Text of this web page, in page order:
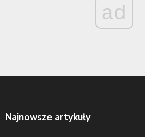
ad
Najnowsze artykuły